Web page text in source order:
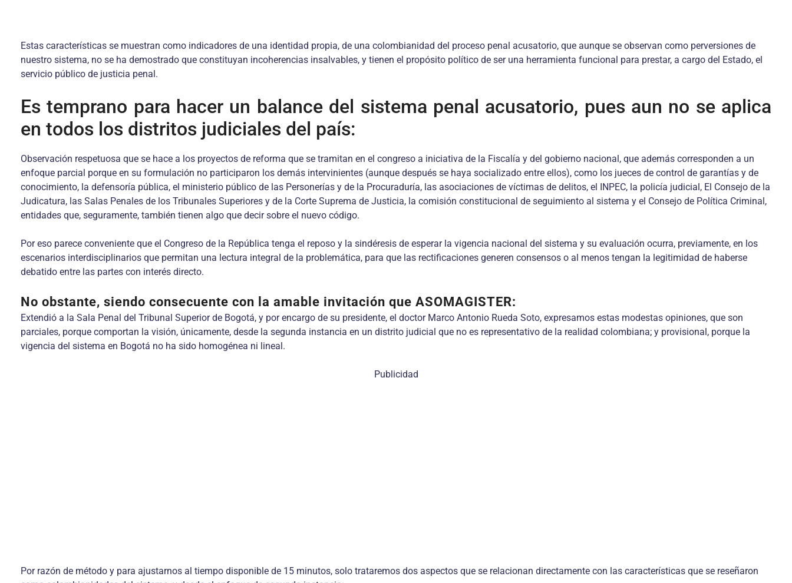
Estas características se muestran como indicadores de una identidad propia, de una colombianidad del proceso penal acusatorio, que aunque se observan como perversiones de
nuestro sistema, no se ha demostrado que constituyan incoherencias insalvables, y tienen el propósito político de ser una herramienta funcional para prestar, a cargo del Estado, el
servicio público de justicia penal.
Es temprano para hacer un balance del sistema penal acusatorio, pues aun no se aplica
en todos los distritos judiciales del país:
Observación respetuosa que se hace a los proyectos de reforma que se tramitan en el congreso a iniciativa de la Fiscalía y del gobierno nacional, que además corresponden a un
enfoque parcial porque en su formulación no participaron los demás intervinientes (aunque después se haya socializado entre ellos), como los jueces de control de garantías y de
conocimiento, la defensoría pública, el ministerio público de las Personerías y de la Procuraduría, las asociaciones de víctimas de delitos, el INPEC, la policía judicial, El Consejo de la
Judicatura, las Salas Penales de los Tribunales Superiores y de la Corte Suprema de Justicia, la comisión constitucional de seguimiento al sistema y el Consejo de Política Criminal,
entidades que, seguramente, también tienen algo que decir sobre el nuevo código.
Por eso parece conveniente que el Congreso de la República tenga el reposo y la sindéresis de esperar la vigencia nacional del sistema y su evaluación ocurra, previamente, en los
escenarios interdisciplinarios que permitan una lectura integral de la problemática, para que las rectificaciones generen consensos o al menos tengan la legitimidad de haberse
debatido entre las partes con interés directo.
No obstante, siendo consecuente con la amable invitación que ASOMAGISTER:
Extendió a la Sala Penal del Tribunal Superior de Bogotá, y por encargo de su presidente, el doctor Marco Antonio Rueda Soto, expresamos estas modestas opiniones, que son
parciales, porque comportan la visión, únicamente, desde la segunda instancia en un distrito judicial que no es representativo de la realidad colombiana; y provisional, porque la
vigencia del sistema en Bogotá no ha sido homogénea ni lineal.
Publicidad
Por razón de método y para ajustarnos al tiempo disponible de 15 minutos, solo trataremos dos aspectos que se relacionan directamente con las características que se reseñaron